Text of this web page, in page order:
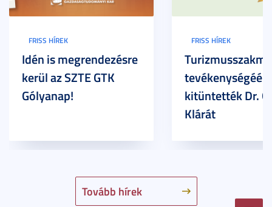
Tovább hírek
FRISS HÍREK
Idén is megrendezésre
kerül az SZTE GTK
Gólyanap!
FRISS HÍREK
tevékenységéért
kitüntették Dr.
Klárát